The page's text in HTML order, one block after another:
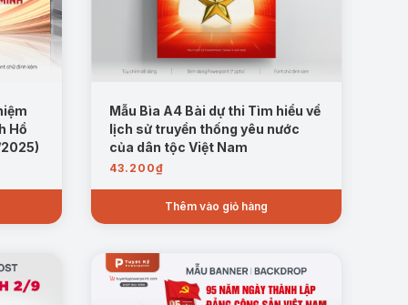
Đây là lựa chọn tối ưu để nâng tầm hình ảnh
Hồ
Mẫu Bìa A4 Bài dự thi Tìm hiểu về
lịch sử truyền thống yêu nước
của dân tộc Việt Nam
43.200₫
Thêm vào giỏ hàng